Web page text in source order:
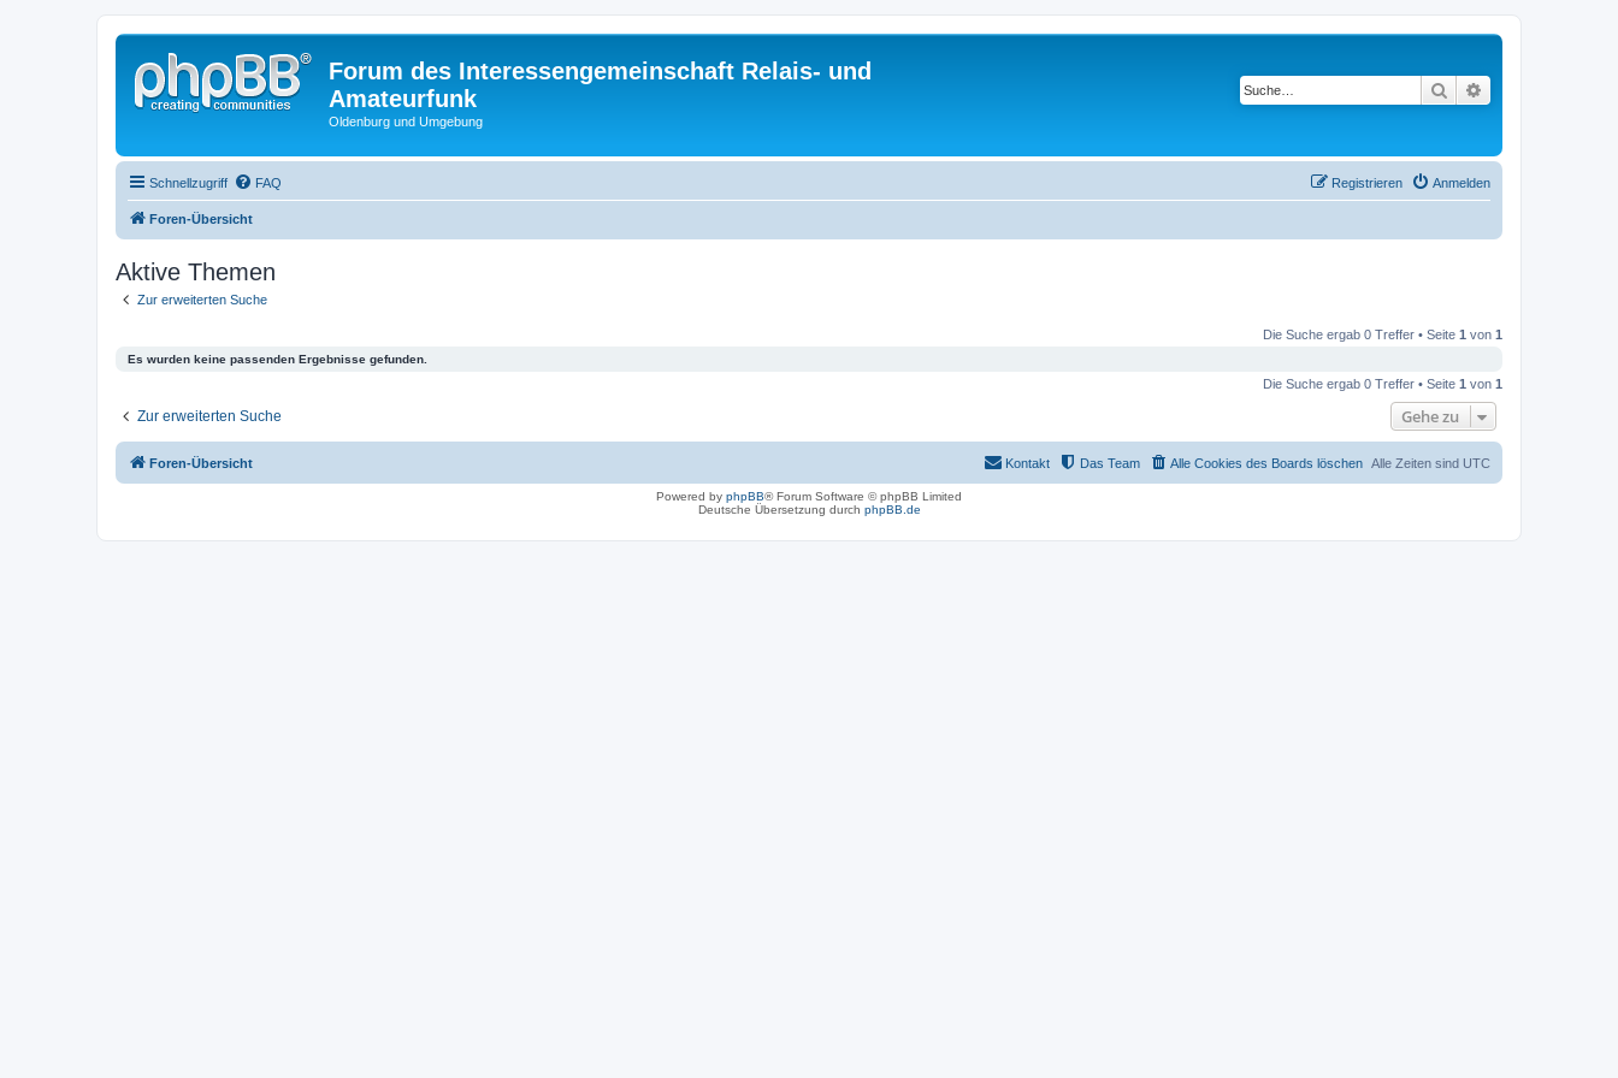
Forum des Interessengemeinschaft Relais- und
Amateurfunk
Oldenburg und Umgebung
Suche
Schnellzugriff FAQ Anmelden
Registrieren
Foren-Übersicht
Aktive Themen
Zur erweiterten Suche
Die Suche ergab 0 Treffer • Seite 1 von 1
Es wurden keine passenden Ergebnisse gefunden.
Die Suche ergab 0 Treffer • Seite 1 von 1
Zur erweiterten Suche Gehe zu
Foren-Übersicht Alle Zeiten sind UTC
Alle Cookies des Boards löschen
Das Team
Kontakt
Powered by phpBB® Forum Software © phpBB Limited
Deutsche Übersetzung durch phpBB.de